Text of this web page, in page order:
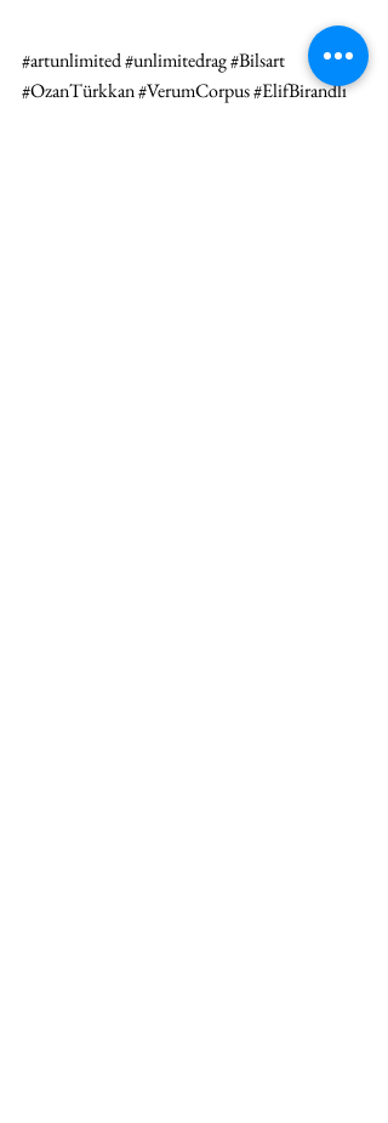
#artunlimited#unlimitedrag#Bilsart
#OzanTürkkan#VerumCorpus#ElifBirandlı